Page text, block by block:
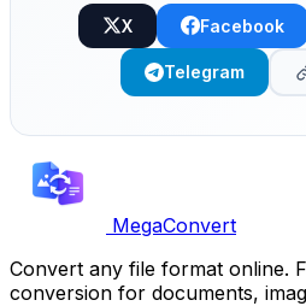
X Facebook
Telegram
MegaConvert
Convert any file format online.
conversion for documents,